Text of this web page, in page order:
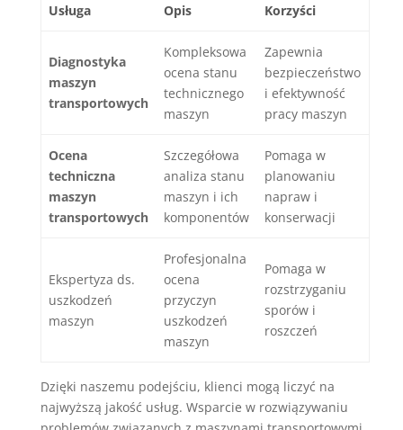
Usługa Opis Korzyści
Diagnostyka
maszyn
transportowych
Kompleksowa
ocena stanu
technicznego
maszyn
Zapewnia
bezpieczeństwo
i efektywność
pracy maszyn
Ocena
techniczna
maszyn
transportowych
Szczegółowa
analiza stanu
maszyn i ich
komponentów
Pomaga w
planowaniu
napraw i
konserwacji
Ekspertyza ds.
uszkodzeń
maszyn
Profesjonalna
ocena
przyczyn
uszkodzeń
maszyn
Pomaga w
rozstrzyganiu
sporów i
roszczeń
Dzięki naszemu podejściu, klienci mogą liczyć na
najwyższą jakość usług. Wsparcie w rozwiązywaniu